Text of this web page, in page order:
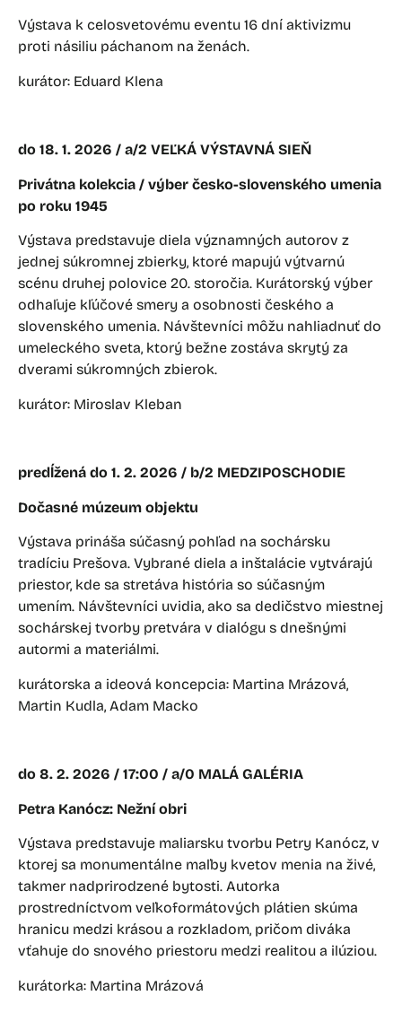
Výstava k celosvetovému eventu 16 dní aktivizmu
proti násiliu páchanom na ženách.
kurátor: Eduard Klena
do 18. 1. 2026 / a/2 VEĽKÁ VÝSTAVNÁ SIEŇ
Privátna kolekcia / výber česko-slovenského umenia
po roku 1945
Výstava predstavuje diela významných autorov z
jednej súkromnej zbierky, ktoré mapujú výtvarnú
scénu druhej polovice 20. storočia. Kurátorský výber
odhaľuje kľúčové smery a osobnosti českého a
slovenského umenia. Návštevníci môžu nahliadnuť do
umeleckého sveta, ktorý bežne zostáva skrytý za
dverami súkromných zbierok.
kurátor: Miroslav Kleban
predĺžená do 1. 2. 2026 / b/2 MEDZIPOSCHODIE
Dočasné múzeum objektu
Výstava prináša súčasný pohľad na sochársku
tradíciu Prešova. Vybrané diela a inštalácie vytvárajú
priestor, kde sa stretáva história so súčasným
umením. Návštevníci uvidia, ako sa dedičstvo miestnej
sochárskej tvorby pretvára v dialógu s dnešnými
autormi a materiálmi.
kurátorska a ideová koncepcia: Martina Mrázová,
Martin Kudla, Adam Macko
do 8. 2. 2026 / 17:00 / a/0 MALÁ GALÉRIA
Petra Kanócz: Nežní obri
Výstava predstavuje maliarsku tvorbu Petry Kanócz, v
ktorej sa monumentálne maľby kvetov menia na živé,
takmer nadprirodzené bytosti. Autorka
prostredníctvom veľkoformátových plátien skúma
hranicu medzi krásou a rozkladom, pričom diváka
vťahuje do snového priestoru medzi realitou a ilúziou.
kurátorka: Martina Mrázová